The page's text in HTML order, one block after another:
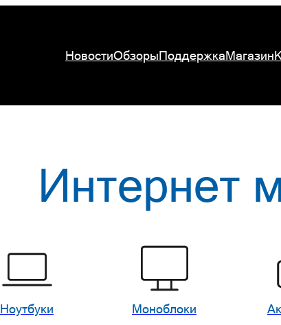
НовостиОбзорыПоддержкаМагазин
Интернет
Ноутбуки Моноблоки